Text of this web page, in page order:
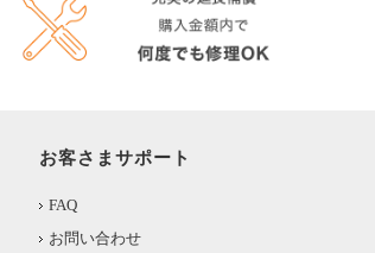
お客さまサポート
FAQ
お問い合わせ